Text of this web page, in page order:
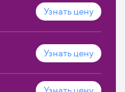
Узнать цену
Узнать цену